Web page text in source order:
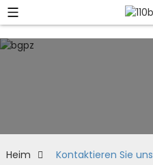
Heim Kontaktieren Sie uns